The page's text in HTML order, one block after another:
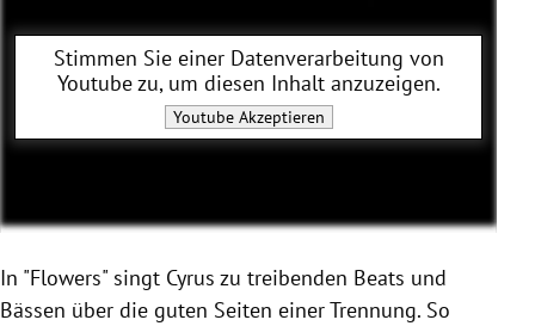
Stimmen Sie einer Datenverarbeitung von
Youtubezu, um diesen Inhalt anzuzeigen.
YoutubeAkzeptieren
In "Flowers" singt Cyrus zu treibenden Beats und
Bässen über die guten Seiten einer Trennung. So